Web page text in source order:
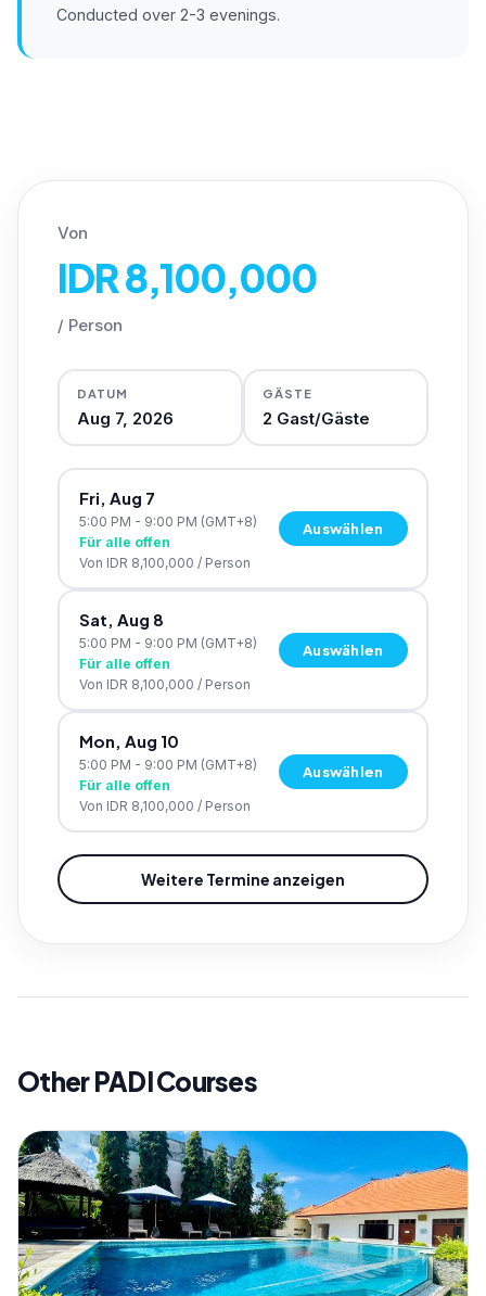
Conducted over 2-3 evenings.
Von
IDR 8,100,000
/ Person
DATUM
Aug 7, 2026
GÄSTE
2 Gast/Gäste
Fri, Aug 7
5:00 PM - 9:00 PM (GMT+8)
Für alle offen
Von IDR 8,100,000 / Person
Auswählen
Sat, Aug 8
5:00 PM - 9:00 PM (GMT+8)
Für alle offen
Von IDR 8,100,000 / Person
Auswählen
Mon, Aug 10
5:00 PM - 9:00 PM (GMT+8)
Für alle offen
Von IDR 8,100,000 / Person
Auswählen
Weitere Termine anzeigen
Other PADI Courses